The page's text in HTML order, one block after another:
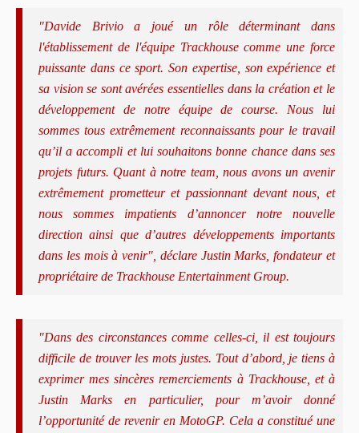
"Davide Brivio a joué un rôle déterminant dans
l'établissement de l'équipe Trackhouse comme une force
puissante dans ce sport. Son expertise, son expérience et
sa vision se sont avérées essentielles dans la création et le
développement de notre équipe de course. Nous lui
sommes tous extrêmement reconnaissants pour le travail
qu’il a accompli et lui souhaitons bonne chance dans ses
projets futurs. Quant à notre team, nous avons un avenir
extrêmement prometteur et passionnant devant nous, et
nous sommes impatients d’annoncer notre nouvelle
direction ainsi que d’autres développements importants
dans les mois à venir", déclare Justin Marks, fondateur et
propriétaire de Trackhouse Entertainment Group.
"Dans des circonstances comme celles-ci, il est toujours
difficile de trouver les mots justes. Tout d’abord, je tiens à
exprimer mes sincères remerciements à Trackhouse, et à
Justin Marks en particulier, pour m’avoir donné
l’opportunité de revenir en MotoGP. Cela a constitué une